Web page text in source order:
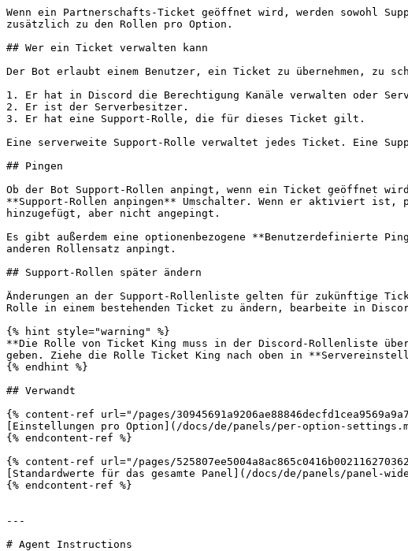
Wenn ein Partnerschafts-Ticket geöffnet wird, werden sowohl
zusätzlich zu den Rollen pro Option.
## Wer ein Ticket verwalten kann
Der Bot erlaubt einem Benutzer, ein Ticket zu übernehmen, zu
1. Er hat in Discord die Berechtigung Kanäle verwalten oder
2. Er ist der Serverbesitzer.
3. Er hat eine Support-Rolle, die für dieses Ticket gilt.
Eine serverweite Support-Rolle verwaltet jedes Ticket. Eine
## Pingen
Ob der Bot Support-Rollen anpingt, wenn ein Ticket geöffnet
**Support-Rollen anpingen** Umschalter. Wenn er aktiviert ist,
hinzugefügt, aber nicht angepingt.
Es gibt außerdem eine optionenbezogene **Benutzerdefinierte
anderen Rollensatz anpingt.
## Support-Rollen später ändern
Änderungen an der Support-Rollenliste gelten für zukünftige
Rolle in einem bestehenden Ticket zu ändern, bearbeite in
{% hint style="warning" %}
**Die Rolle von Ticket King muss in der Discord-Rollenliste
geben. Ziehe die Rolle Ticket King nach oben in
{% endhint %}
## Verwandt
{% content-ref url="/pages/
[Einstellungen pro Option](/docs/de/panels/per-option-
{% endcontent-ref %}
{% content-ref url="/pages/
[Standardwerte für das gesamte Panel](/docs/de/panels/panel-
{% endcontent-ref %}
---
# Agent Instructions